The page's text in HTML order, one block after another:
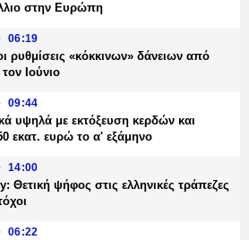
στην Ευρώπη
06:19
ρυθμίσεις «κόκκινων» δάνειων από
Ιούνιο
09:44
υψηλά με εκτόξευση κερδών και
εκατ. ευρώ το α' εξάμηνο
14:00
Θετική ψήφος στις ελληνικές τράπεζες
06:22